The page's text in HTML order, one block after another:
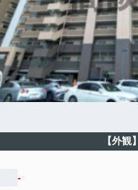
【外観】
-